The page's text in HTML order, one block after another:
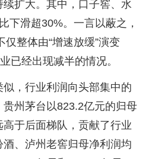
扩大。其中，口子窖、水
下滑超30%。一言以蔽之，
整体由“增速放缓”演变
已经出现减半的情况。
，行业利润向头部集中的
州茅台以823.2亿元的归母
于后面梯队，贡献了行业
、泸州老窖归母净利润均